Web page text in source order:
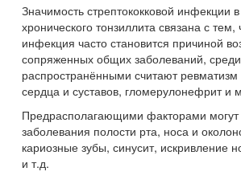
Значимость стрептококковой инфекции
хронического тонзиллита связана с
инфекция часто становится причиной
сопряженных общих заболеваний,
распространёнными считают
сердца и суставов, гломерулонефрит и
Предрасполагающими факторами могут
заболевания полости рта, носа и
кариозные зубы, синусит, искривление
и т.д.